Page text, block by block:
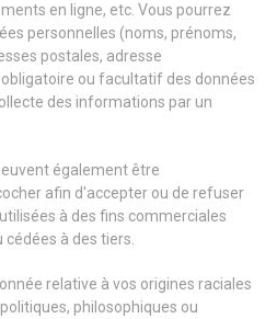
en ligne, etc. Vous pourrez
personnelles (noms, prénoms,
postales, adresse
ou facultatif des données
des informations par un
également être
afin d'accepter ou de refuser
à des fins commerciales
à des tiers.
relative à vos origines raciales
philosophiques ou